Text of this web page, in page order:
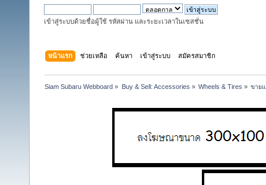
เข้าสู่ระบบด้วยชื่อผู้ใช้ รหัสผ่าน และระยะเวลาในเซสชั่น
หน้าแรก ช่วยเหลือ ค้นหา เข้าสู่ระบบ สมัครสมาชิก
Siam Subaru Webboard » Buy & Sell: Accessories » Wheels & Tires » ขาย